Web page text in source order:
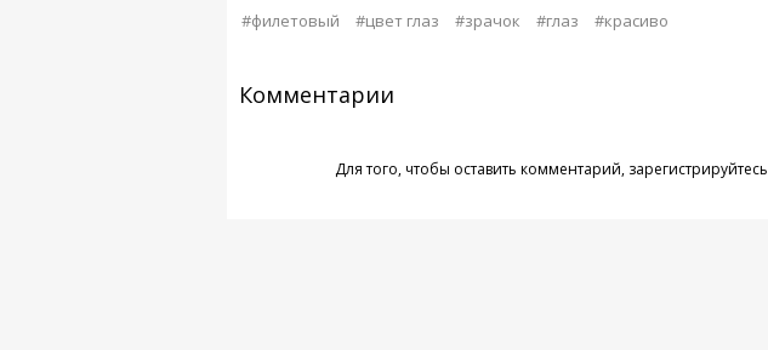
#филетовый #цвет глаз #зрачок #глаз #красиво
Комментарии
Для того, чтобы оставить комментарий, зарегистрируйтесь